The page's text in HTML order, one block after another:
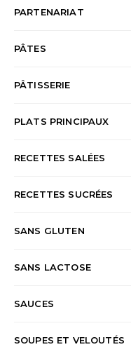
PARTENARIAT
PÂTES
PÂTISSERIE
PLATS PRINCIPAUX
RECETTES SALÉES
RECETTES SUCRÉES
SANS GLUTEN
SANS LACTOSE
SAUCES
SOUPES ET VELOUTÉS